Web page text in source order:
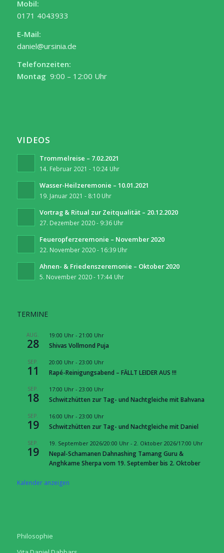
Mobil:
0171 4043933
E-Mail:
daniel@ursinia.de
Telefonzeiten:
Montag 9:00 – 12:00 Uhr
VIDEOS
Trommelreise – 7.02.2021
14. Februar 2021 - 10:24 Uhr
Wasser-Heilzeremonie – 10.01.2021
19. Januar 2021 - 8:10 Uhr
Vortrag & Ritual zur Zeitqualität – 20.12.2020
27. Dezember 2020 - 9:36 Uhr
Feueropferzeremonie – November 2020
22. November 2020 - 16:39 Uhr
Ahnen- & Friedenszeremonie – Oktober 2020
5. November 2020 - 17:44 Uhr
TERMINE
AUG.
28
19:00 Uhr- 21:00 Uhr
Shivas Vollmond Puja
SEP.
11
20:00 Uhr- 23:00 Uhr
Rapé-Reinigungsabend – FÄLLT LEIDER AUS !!!
SEP.
18
17:00 Uhr- 23:00 Uhr
Schwitzhütten zur Tag- und Nachtgleiche mit Bahvana
SEP.
19
16:00 Uhr- 23:00 Uhr
Schwitzhütten zur Tag- und Nachtgleiche mit Daniel
SEP.
19
19. September 2026/20:00 Uhr- 2. Oktober 2026/17:00 Uhr
Nepal-Schamanen Dahnashing Tamang Guru &
Anghkame Sherpa vom 19. September bis 2. Oktober
Kalender anzeigen
Philosophie